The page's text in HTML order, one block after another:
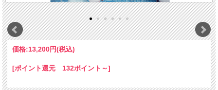
価格:13,200円(税込)
[ポイント還元 132ポイント～]